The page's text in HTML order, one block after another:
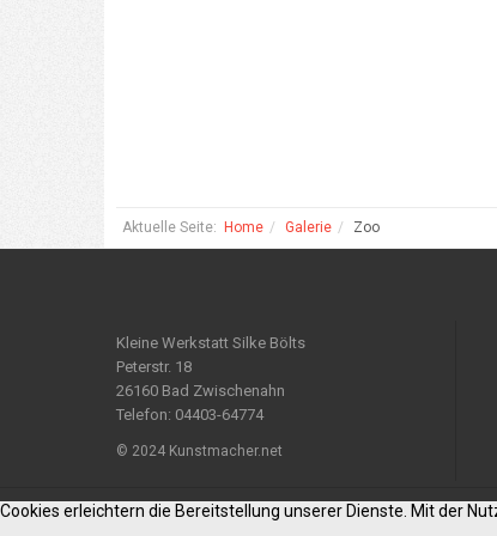
Aktuelle Seite: Home Galerie Zoo
Kleine Werkstatt Silke Bölts
Peterstr. 18
26160 Bad Zwischenahn
Telefon: 04403-64774
© 2024 Kunstmacher.net
Cookies erleichtern die Bereitstellung unserer Dienste. Mit der